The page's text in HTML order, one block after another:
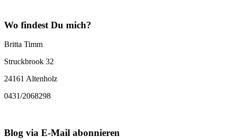
Wo findest Du mich?
Britta Timm
Struckbrook 32
24161 Altenholz
0431/2068298
Blog via E-Mail abonnieren